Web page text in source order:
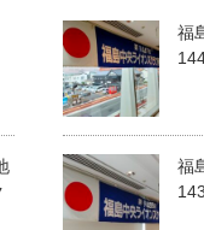
福
福